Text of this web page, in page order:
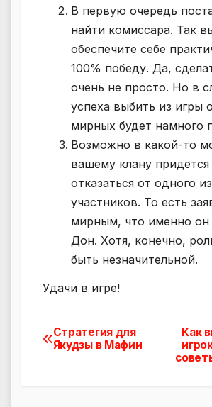
В первую очередь
найти комиссара. Так
обеспечите себе
100% победу. Да,
очень не просто. Но в
успеха выбить из игры
мирных будет намного
Возможно в какой-то
вашему клану придется
отказаться от одного из
участников. То есть
мирным, что именно он
Дон. Хотя, конечно,
быть незначительной.
Удачи в игре!
Навигация
Как
Стратегия для
Якудзы в Мафии